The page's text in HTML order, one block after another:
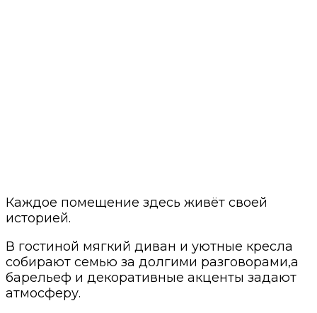
Каждое помещение здесь живёт своей
историей.
В гостиной мягкий диван и уютные кресла
собирают семью за долгими разговорами,а
барельеф и декоративные акценты задают
атмосферу.